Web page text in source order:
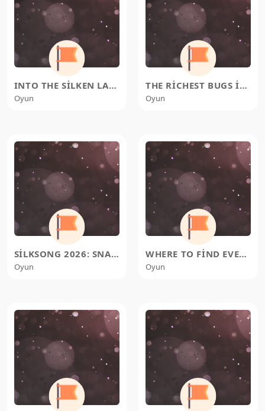
INTO THE SILKEN LABYRINTH: A WAN
Oyun
THE RICHEST BUGS IN PHARLOOM: HO
Oyun
SILKSONG 2026: SNAG THAT TRAIL&#
Oyun
WHERE TO FIND EVERY SILK HEART I
Oyun